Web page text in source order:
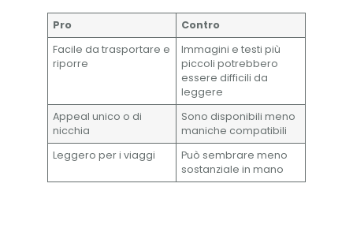
Pro
Contro
Facile da trasportare e
riporre
Immagini e testi più
piccoli potrebbero
essere difficili da
leggere
Appeal unico o di
nicchia
Sono disponibili meno
maniche compatibili
Leggero per i viaggi
Può sembrare meno
sostanziale in mano